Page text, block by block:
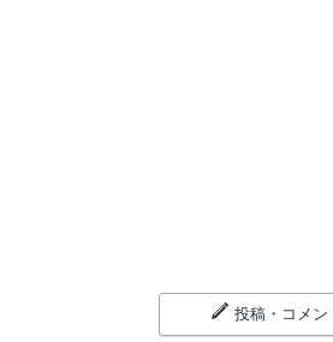
投稿・コメン